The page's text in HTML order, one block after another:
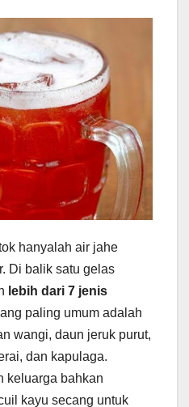
hanyalah air jahe
Di balik satu gelas
lebih dari 7 jenis
paling umum adalah
wangi, daun jeruk purut,
dan kapulaga.
keluarga bahkan
kayu secang untuk